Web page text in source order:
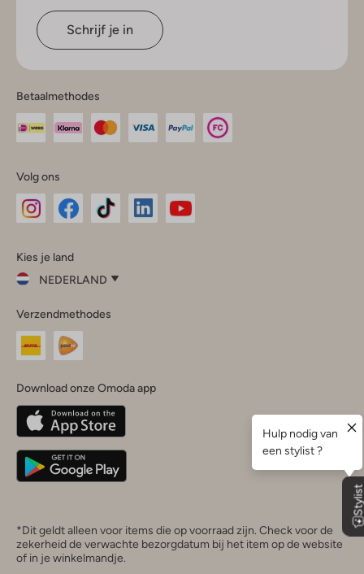
Schrijf je in
Betaalmethodes
Volg ons
InstagramFacebook
Kies je land
NEDERLAND
je
land
Nederland
Belgique(Français)
Deutschland
Verzendmethodes
Download onze Omoda app
*Dit geldt alleen voor items die op voorraad zijn. Check voor de
zekerheid de verwachte bezorgdatum bij het item op de website
of in je winkelmandje.